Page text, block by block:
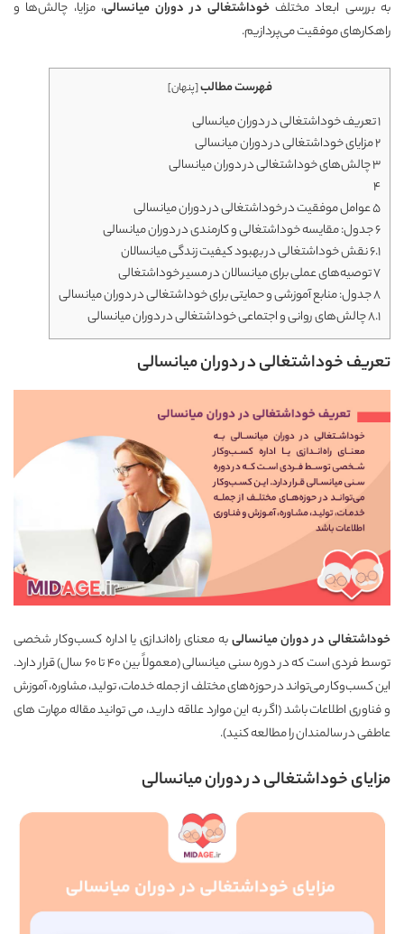
به بررسی ابعاد مختلفخوداشتغالی در دوران میانسالی، مزایا، چالش‌ها و
راهکارهای موفقیت می‌پردازیم.
فهرست مطالب[پنهان]
1تعریف خوداشتغالی در دوران میانسالی
2مزایای خوداشتغالی در دوران میانسالی
3چالش‌های خوداشتغالی در دوران میانسالی
4
5عوامل موفقیت در خوداشتغالی در دوران میانسالی
6جدول: مقایسه خوداشتغالی و کارمندی در دوران میانسالی
6.1نقش خوداشتغالی در بهبود کیفیت زندگی میانسالان
7توصیه‌های عملی برای میانسالان در مسیر خوداشتغالی
8جدول: منابع آموزشی و حمایتی برای خوداشتغالی در دوران میانسالی
8.1چالش‌های روانی و اجتماعی خوداشتغالی در دوران میانسالی
تعریف خوداشتغالی در دوران میانسالی
خوداشتغالی در دوران میانسالیبه معنای راه‌اندازی یا اداره کسب‌وکار شخصی
توسط فردی است که در دوره سنی میانسالی (معمولاً بین ۴۰ تا ۶۰ سال) قرار دارد.
این کسب‌وکار می‌تواند در حوزه‌های مختلف از جمله خدمات، تولید، مشاوره، آموزش
و فناوری اطلاعات باشد (اگر به این موارد علاقه دارید، می توانید مقالهمهارت های
عاطفی در سالمندانرا مطالعه کنید).
مزایای خوداشتغالی در دوران میانسالی